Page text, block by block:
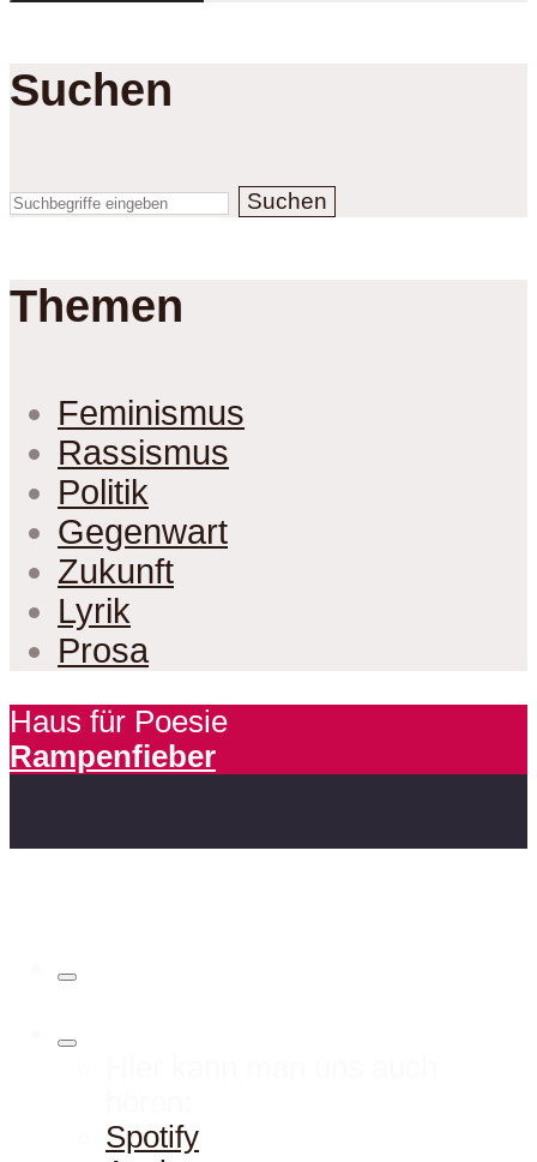
Suchen
Suchen
Themen
Feminismus
Rassismus
Politik
Gegenwart
Zukunft
Lyrik
Prosa
Haus für Poesie
Rampenfieber
Spotify